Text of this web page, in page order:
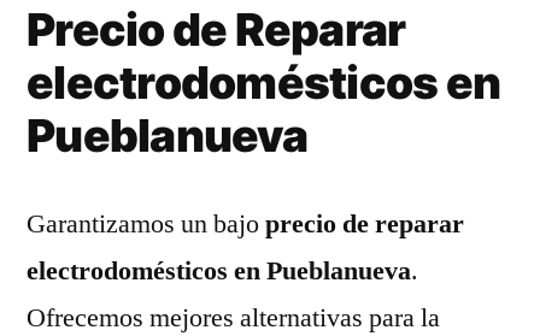
Precio de Reparar
electrodomésticos en
Pueblanueva
Garantizamos un bajoprecio de reparar
electrodomésticos en Pueblanueva.
Ofrecemos mejores alternativas para la